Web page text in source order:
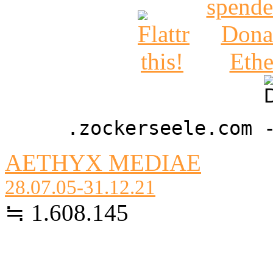
AETHYX MEDIAE
28.07.05-31.12.21
≒ 1.608.145